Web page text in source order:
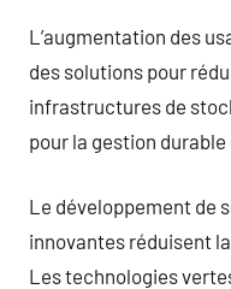
L’augmentation des
des solutions pour
infrastructures de
pour la gestion
Le développement de
innovantes réduisent
Les technologies